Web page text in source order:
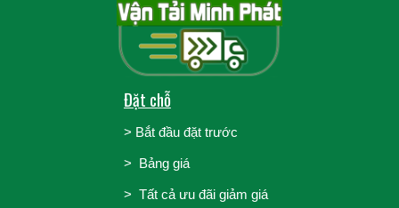
Đặt chỗ
> Bắt đầu đặt trước
> Bảng giá
> Tất cả ưu đãi giảm giá